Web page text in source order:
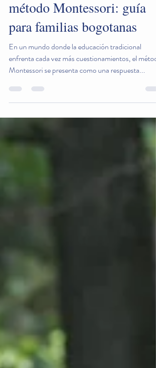
Las 5 áreas claves del
método Montessori: guía
para familias bogotanas
En un mundo donde la educación tradicional
Montessori se presenta como una respuesta...